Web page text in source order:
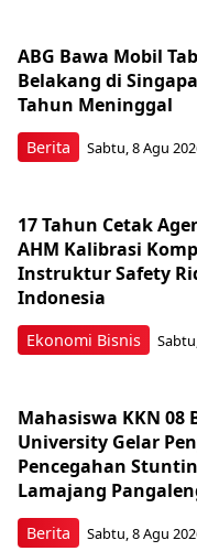
Berita
ABG Bawa Mobil
Belakang di
Tahun Meninggal
Sabtu, 8 Agu
Ekonomi Bisnis
17 Tahun Cetak
AHM Kalibrasi
Instruktur Safety
Indonesia
Berita
Mahasiswa KKN 08
University Gelar
Pencegahan
Lamajang
Sabtu, 8 Agu